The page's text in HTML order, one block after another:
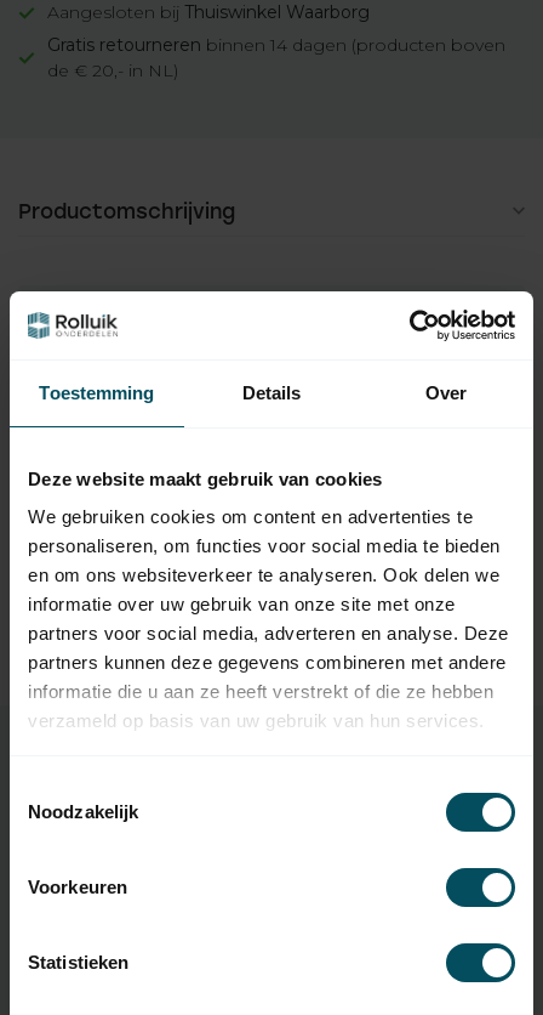
Toestemming Details Over
Deze website maakt gebruik van cookies
We gebruiken cookies om content en advertenties te
personaliseren, om functies voor social media te bieden
en om ons websiteverkeer te analyseren. Ook delen we
informatie over uw gebruik van onze site met onze
partners voor social media, adverteren en analyse. Deze
partners kunnen deze gegevens combineren met andere
informatie die u aan ze heeft verstrekt of die ze hebben
verzameld op basis van uw gebruik van hun services.
Noodzakelijk
Voorkeuren
Statistieken
Aangesloten bij Thuiswinkel Waarborg
Gratis retourneren binnen 14 dagen (producten boven
de € 20,- in NL)
Productomschrijving
Hulp nodig bij het maken van een
Neem contact op met een van onze medewerkers
Gerelateerde producten
TypeError: Failed to fetch
https://www.rolluikonderdelen.nl/nl/merken/cherubini/rol
luikbesturingen/
Specificaties
Artikelnummer